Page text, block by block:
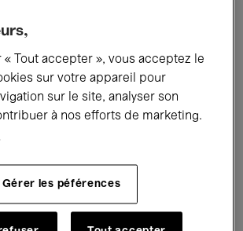
Films Performances
& Débats Jazz
« Tout accepter », vous acceptez le
sur votre appareil pour
sur le site, analyser son
à nos efforts de marketing.
Gérer les péférences